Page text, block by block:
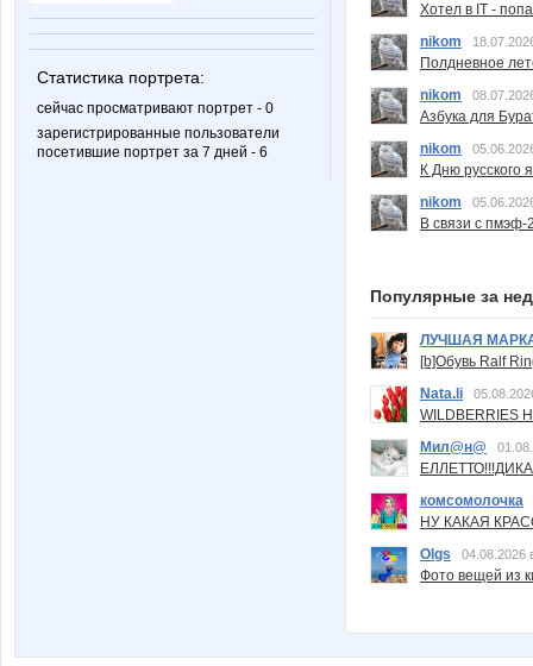
Статистика портрета:
сейчас просматривают портрет - 0
зарегистрированные пользователи
посетившие портрет за 7 дней - 6
Хотел в IT -
nikom
Полдневное
nikom
Азбука для
nikom
К Дню русского
nikom
В связи с пмэф-
Популярные за
ЛУЧШАЯ
[b]Обувь Ralf
Nata.li
Мил@н@
комсомолочка
НУ КАКАЯ
Olgs
04.08.2026
Фото вещей из